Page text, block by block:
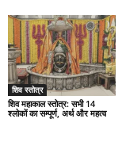
शिव स्तोत्र
शिव महाकाल स्तोत्र: सभी 14
श्लोकों का सम्पूर्ण, अर्थ और महत्व